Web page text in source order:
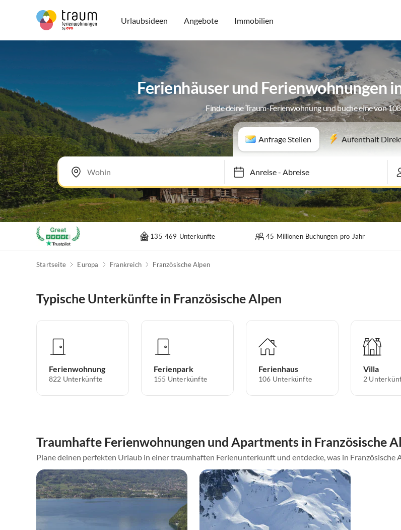
Urlaubsideen Angebote Immobilien
Ferienhäuser und Ferienwohnungen
Finde deine Traum-Ferienwohnung und buche eine von
Anfrage Stellen Aufenthalt
Anreise-Abreise
135 469 Unterkünfte 45 Millionen Buchungen pro Jahr
Startseite Europa Frankreich Französische Alpen
Typische Unterkünfte in Französische Alpen
Ferienwohnung
822 Unterkünfte
Ferienpark
155 Unterkünfte
Ferienhaus
106 Unterkünfte
Villa
2
Traumhafte Ferienwohnungen und Apartments in Französische
Plane deinen perfekten Urlaub in einer traumhaften Ferienunterkunft und entdecke, was in Französische